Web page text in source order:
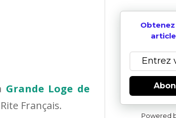
Grande Loge de
Français.
Powered